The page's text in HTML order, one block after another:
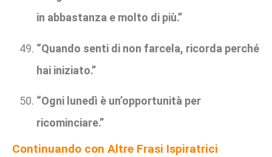
in abbastanza e molto di più.”
“Quando senti di non farcela, ricorda perché
hai iniziato.”
“Ogni lunedì è un’opportunità per
ricominciare.”
Continuando con Altre Frasi Ispiratrici